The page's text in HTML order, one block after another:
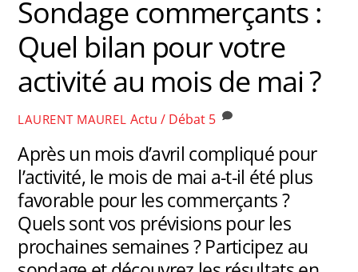
Sondage commerçants :
Quel bilan pour votre
activité au mois de mai ?
LAURENT MAUREL Actu / Débat 5
Après un mois d’avril compliqué pour
l’activité, le mois de mai a-t-il été plus
favorable pour les commerçants ?
Quels sont vos prévisions pour les
prochaines semaines ? Participez au